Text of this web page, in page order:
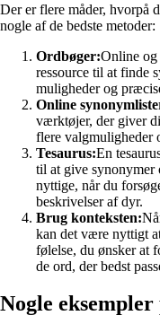
Der er flere måder, hvorpå
nogle af de bedste metoder:
Ordbøger:Online og
ressource til at finde
muligheder og
Online
værktøjer, der giver
flere valgmuligheder
Tesaurus:En
til at give synonymer
nyttige, når du
beskrivelser af dyr.
Brug konteksten:
kan det være nyttigt
følelse, du ønsker at
de ord, der bedst
Nogle